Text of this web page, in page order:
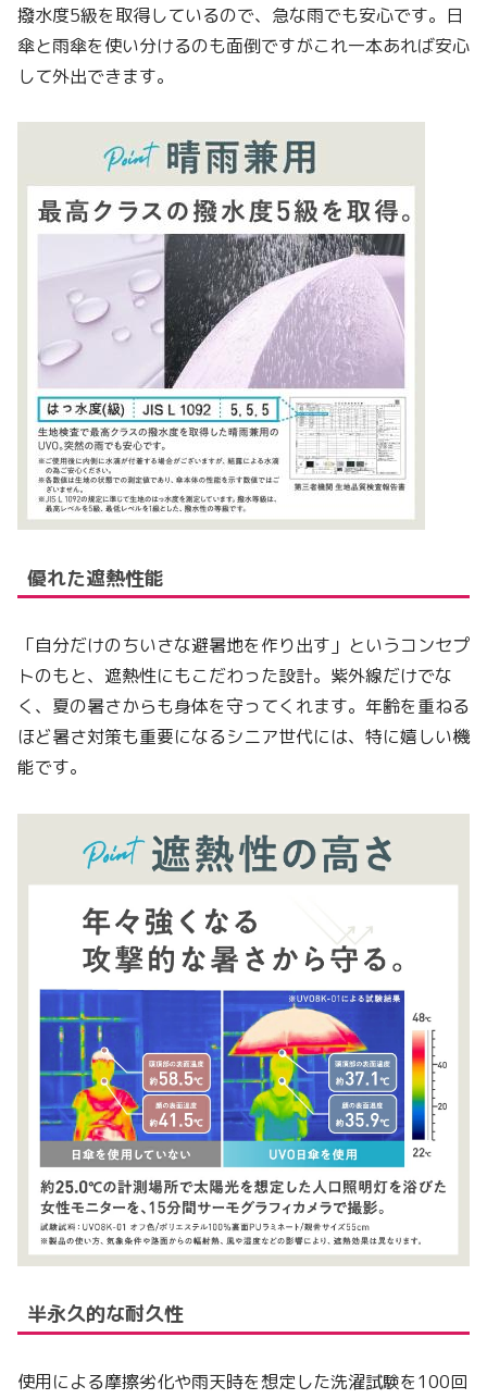
撥水度5級を取得しているので、急な雨でも安心です。日
傘と雨傘を使い分けるのも面倒ですがこれ一本あれば安心
して外出できます。
優れた遮熱性能
「自分だけのちいさな避暑地を作り出す」というコンセプ
トのもと、遮熱性にもこだわった設計。紫外線だけでな
く、夏の暑さからも身体を守ってくれます。年齢を重ねる
ほど暑さ対策も重要になるシニア世代には、特に嬉しい機
能です。
半永久的な耐久性
使用による摩擦劣化や雨天時を想定した洗濯試験を100回